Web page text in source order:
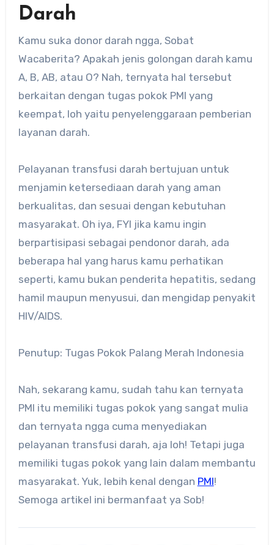
Darah
Kamu suka donor darah ngga, Sobat
Wacaberita? Apakah jenis golongan darah kamu
A, B, AB, atau O? Nah, ternyata hal tersebut
berkaitan dengan tugas pokok PMI yang
keempat, loh yaitu penyelenggaraan pemberian
layanan darah.
Pelayanan transfusi darah bertujuan untuk
menjamin ketersediaan darah yang aman
berkualitas, dan sesuai dengan kebutuhan
masyarakat. Oh iya, FYI jika kamu ingin
berpartisipasi sebagai pendonor darah, ada
beberapa hal yang harus kamu perhatikan
seperti, kamu bukan penderita hepatitis, sedang
hamil maupun menyusui, dan mengidap penyakit
HIV/AIDS.
Penutup: Tugas Pokok Palang Merah Indonesia
Nah, sekarang kamu, sudah tahu kan ternyata
PMI itu memiliki tugas pokok yang sangat mulia
dan ternyata ngga cuma menyediakan
pelayanan transfusi darah, aja loh! Tetapi juga
memiliki tugas pokok yang lain dalam membantu
masyarakat. Yuk, lebih kenal dengan PMI!
Semoga artikel ini bermanfaat ya Sob!